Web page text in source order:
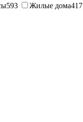
593 Жилые дома417